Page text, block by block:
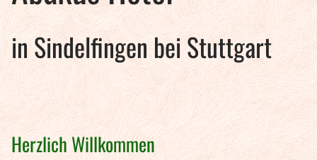
in Sindelfingen bei Stuttgart
Herzlich Willkommen